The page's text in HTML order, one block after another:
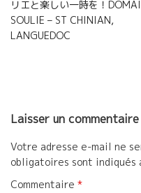
k
de
l’article
リエと楽しい一時を！
SOULIE – ST CHINIAN,
LANGUEDOC
Laisser un commentaire
Votre adresse e-mail ne
obligatoires sont indiqués
Commentaire *